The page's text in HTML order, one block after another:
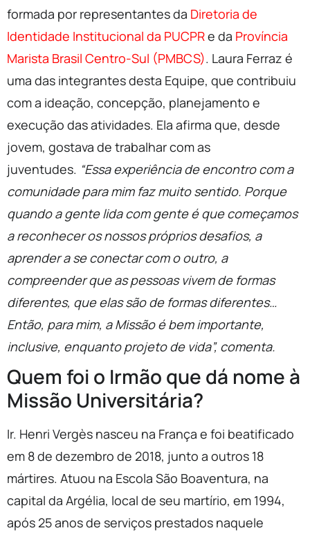
formada por representantes da Diretoria de
Identidade Institucional da PUCPRe da Província
Marista Brasil Centro-Sul (PMBCS). Laura Ferraz é
uma das integrantes desta Equipe, que contribuiu
com a ideação, concepção, planejamento e
execução das atividades. Ela afirma que, desde
jovem, gostava de trabalhar com as
juventudes. “Essa experiência de encontro com a
comunidade para mim faz muito sentido. Porque
quando a gente lida com gente é que começamos
a reconhecer os nossos próprios desafios, a
aprender a se conectar com o outro, a
compreender que as pessoas vivem de formas
diferentes, que elas são de formas diferentes…
Então, para mim, a Missão é bem importante,
inclusive, enquanto projeto de vida”, comenta.
Quem foi o Irmão que dá nome à
Missão Universitária?
Ir. Henri Vergès nasceu na França e foi beatificado
em 8 de dezembro de 2018, junto a outros 18
mártires. Atuou na Escola São Boaventura, na
capital da Argélia, local de seu martírio, em 1994,
após 25 anos de serviços prestados naquele